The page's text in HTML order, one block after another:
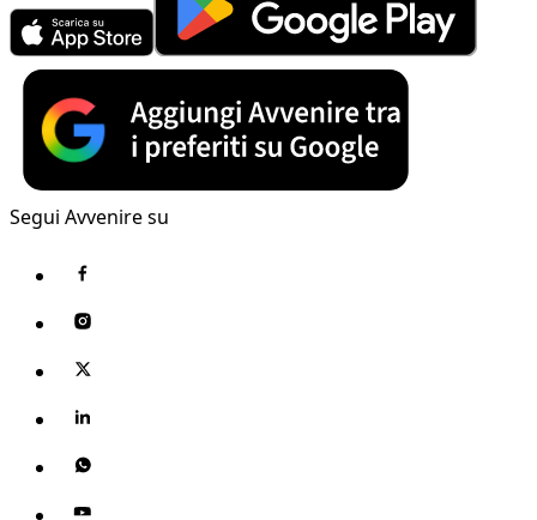
Segui Avvenire su